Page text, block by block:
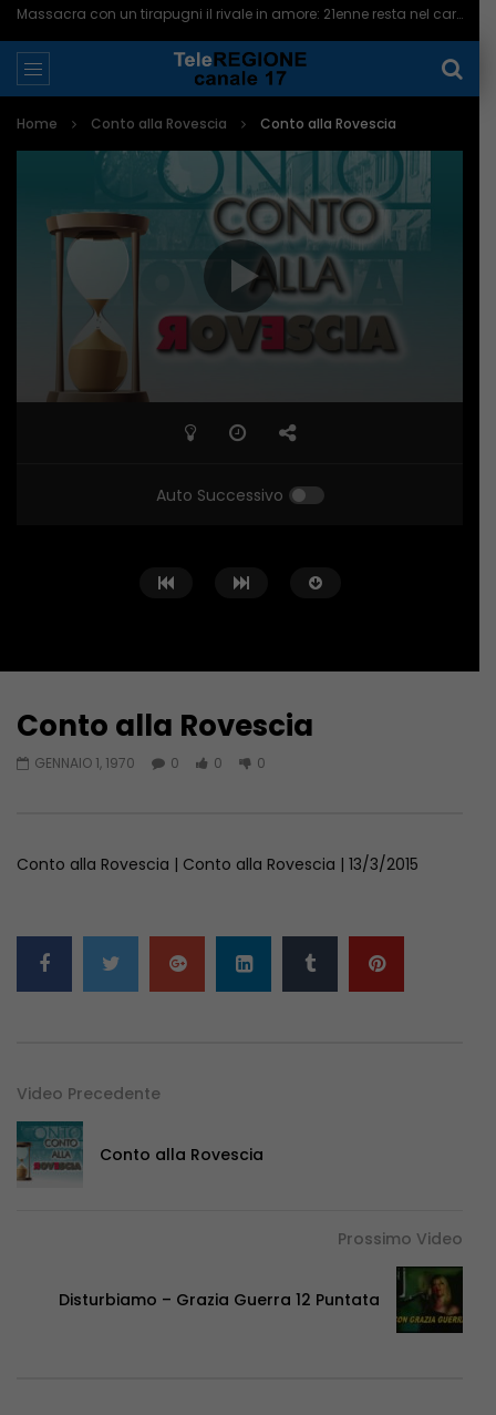
Massacra con un tirapugni il rivale in amore: 21enne resta nel carcere di Campobasso – 10/08/2026
Home Conto alla Rovescia Conto alla Rovescia
Auto Successivo
Conto alla Rovescia
GENNAIO 1, 1970 0 0 0
Conto alla Rovescia | Conto alla Rovescia | 13/3/2015
Video Precedente
Conto alla Rovescia
Prossimo Video
Disturbiamo – Grazia Guerra 12 Puntata